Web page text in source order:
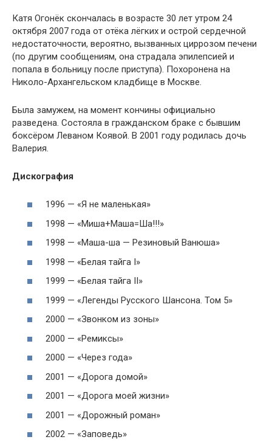
Катя Огонёк скончалась в возрасте 30 лет утром 24
октября 2007 года от отёка лёгких и острой сердечной
недостаточности, вероятно, вызванных циррозом печени
(по другим сообщениям, она страдала эпилепсией и
попала в больницу после приступа). Похоронена на
Николо-Архангельском кладбище в Москве.
Была замужем, на момент кончины официально
разведена. Состояла в гражданском браке с бывшим
боксёром Леваном Коявой. В 2001 году родилась дочь
Валерия.
Дискография
1996 — «Я не маленькая»
1998 — «Миша+Маша=Ша!!!»
1998 — «Маша-ша — Резиновый Ванюша»
1998 — «Белая тайга I»
1999 — «Белая тайга II»
1999 — «Легенды Русского Шансона. Том 5»
2000 — «Звонком из зоны»
2000 — «Ремиксы»
2000 — «Через года»
2001 — «Дорога домой»
2001 — «Дорога моей жизни»
2001 — «Дорожный роман»
2002 — «Заповедь»